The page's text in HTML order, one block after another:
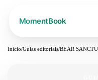
Início/Guias editoriais/BEAR